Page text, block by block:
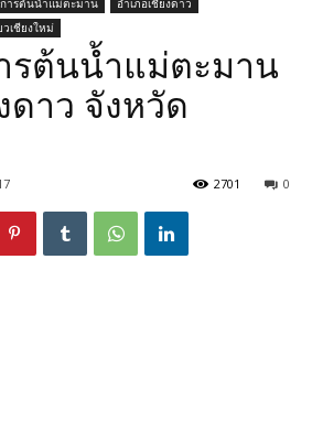
ารต้นน้ำแม่ตะมาน
อำเภอเชียงดาว
วเชียงใหม่
รต้นน้ำแม่ตะมาน
ดาว จังหวัด
0
2701